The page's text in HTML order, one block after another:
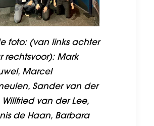
foto: (van links achter
rechtsvoor): Mark
Marcel
Sander van der
van der Lee,
de Haan, Barbara